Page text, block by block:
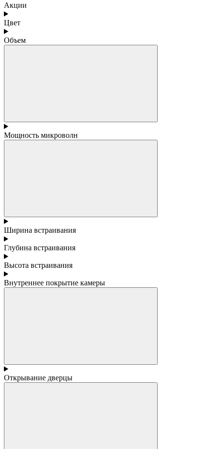
Акции
Цвет
Объем
Мощность микроволн
Ширина встраивания
Глубина встраивания
Высота встраивания
Внутреннее покрытие камеры
Открывание дверцы